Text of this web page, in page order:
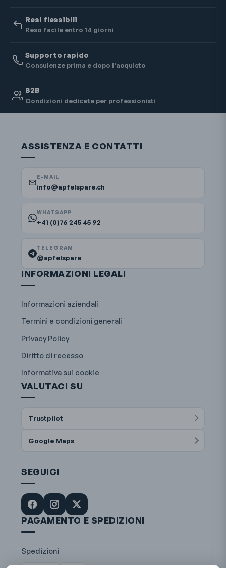
Resi flessibili
Reso facile entro 14 giorni
Supporto rapido
Consulenze prima e dopo l'acquisto
B2B
Condizioni dedicate per professionisti
ASSISTENZA E CONTATTI
E-MAIL
info@apfelspare.ch
WHATSAPP
+41 (0)76 245 45 92
TELEGRAM
@apfelspare
INFORMAZIONI LEGALI
Informazioni aziendali
Termini e condizioni generali
Privacy Policy
Diritto di recesso
Informativa sui cookie
VALUTACI SU
Trustpilot
Google Maps
SEGUICI
PAGAMENTO E SPEDIZIONI
Spedizioni